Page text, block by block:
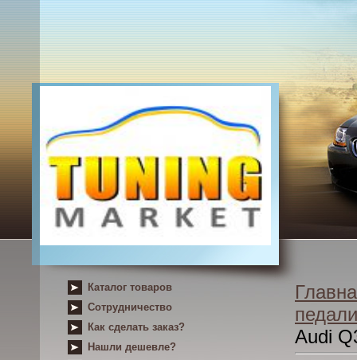
Каталог товаров
Сотрудничество
Как сделать заказ?
Нашли дешевле?
педали
Audi